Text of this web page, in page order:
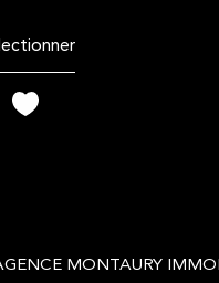
MONTAURY